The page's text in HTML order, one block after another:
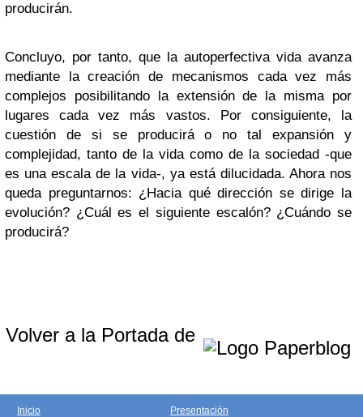
producirán.
Concluyo, por tanto, que la autoperfectiva vida avanza
mediante la creación de mecanismos cada vez más
complejos posibilitando la extensión de la misma por
lugares cada vez más vastos. Por consiguiente, la
cuestión de si se producirá o no tal expansión y
complejidad, tanto de la vida como de la sociedad -que
es una escala de la vida-, ya está dilucidada. Ahora nos
queda preguntarnos: ¿Hacia qué dirección se dirige la
evolución? ¿Cuál es el siguiente escalón? ¿Cuándo se
producirá?
Volver a la Portada de
Inicio Presentación